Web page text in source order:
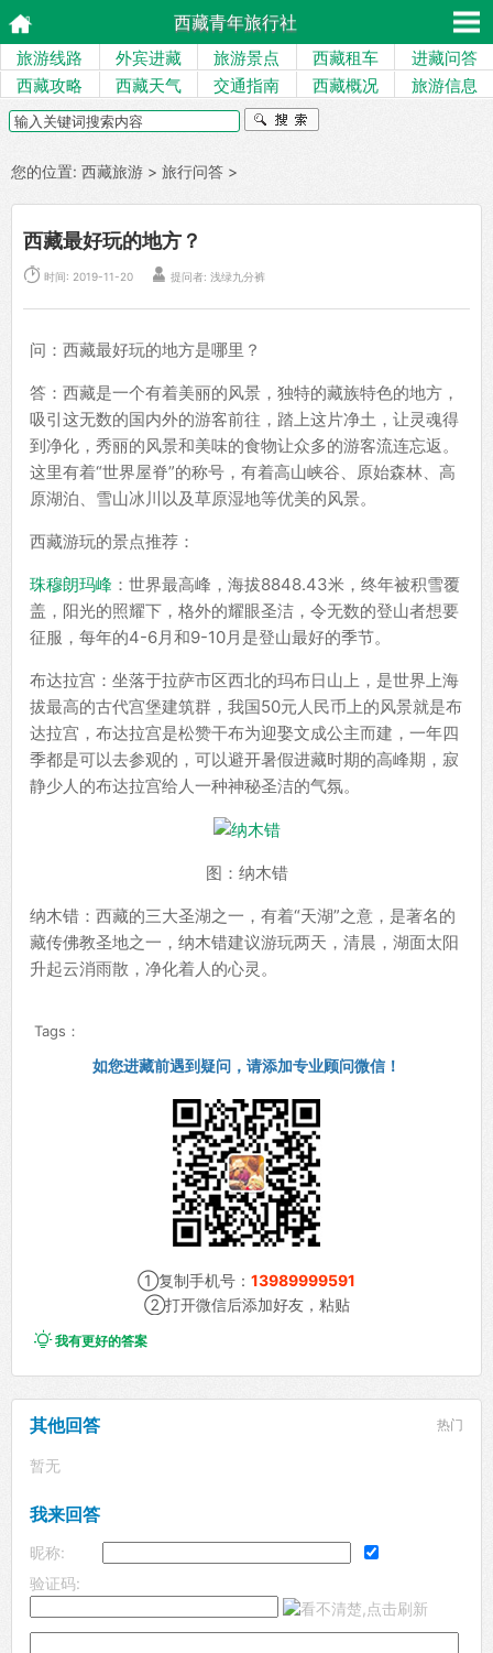
西藏青年旅行社
旅游线路 外宾进藏 旅游景点 西藏租车
进藏问答
西藏攻略
西藏天气 交通指南 西藏概况 旅游信息
您的位置: 西藏旅游 > 旅行问答 >
西藏最好玩的地方？
 时间: 2019-11-20  提问者: 浅绿九分裤
问：西藏最好玩的地方是哪里？
答：西藏是一个有着美丽的风景，独特的藏族特色的地方，
吸引这无数的国内外的游客前往，踏上这片净土，让灵魂得
到净化，秀丽的风景和美味的食物让众多的游客流连忘返。
这里有着“世界屋脊”的称号，有着高山峡谷、原始森林、高
原湖泊、雪山冰川以及草原湿地等优美的风景。
西藏游玩的景点推荐：
珠穆朗玛峰 ：世界最高峰，海拔8848.43米，终年被积雪覆
盖，阳光的照耀下，格外的耀眼圣洁，令无数的登山者想要
征服，每年的4-6月和9-10月是登山最好的季节。
布达拉宫：坐落于拉萨市区西北的玛布日山上，是世界上海
拔最高的古代宫堡建筑群，我国50元人民币上的风景就是布
达拉宫，布达拉宫是松赞干布为迎娶文成公主而建，一年四
季都是可以去参观的，可以避开暑假进藏时期的高峰期，寂
静少人的布达拉宫给人一种神秘圣洁的气氛。
图：纳木错
纳木错：西藏的三大圣湖之一，有着“天湖”之意，是著名的
藏传佛教圣地之一，纳木错建议游玩两天，清晨，湖面太阳
升起云消雨散，净化着人的心灵。
Tags：
如您进藏前遇到疑问，请添加专业顾问微信！
①复制手机号： 13989999591
②打开微信后添加好友，粘贴
我有更好的答案
其他回答 热门
暂无
我来回答
昵称:
验证码: